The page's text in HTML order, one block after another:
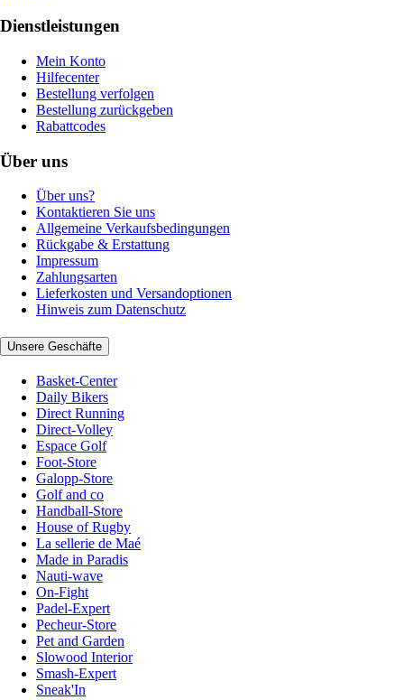
Dienstleistungen
Mein Konto
Hilfecenter
Bestellung verfolgen
Bestellung zurückgeben
Rabattcodes
Über uns
Über uns?
Kontaktieren Sie uns
Allgemeine Verkaufsbedingungen
Rückgabe & Erstattung
Impressum
Zahlungsarten
Lieferkosten und Versandoptionen
Hinweis zum Datenschutz
Unsere Geschäfte
Basket-Center
Daily Bikers
Direct Running
Direct-Volley
Espace Golf
Foot-Store
Galopp-Store
Golf and co
Handball-Store
House of Rugby
La sellerie de Maé
Made in Paradis
Nauti-wave
On-Fight
Padel-Expert
Pecheur-Store
Pet and Garden
Slowood Interior
Smash-Expert
Sneak'In